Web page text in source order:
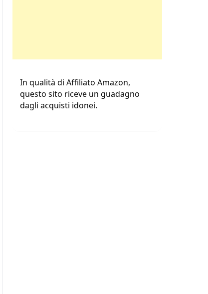
In qualità di Affiliato Amazon,
questo sito riceve un guadagno
dagli acquisti idonei.